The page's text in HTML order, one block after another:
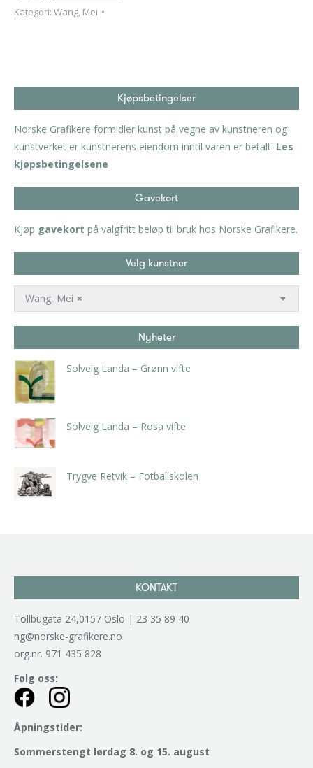
Kategori: Wang, Mei
Kjøpsbetingelser
Norske Grafikere formidler kunst på vegne av kunstneren og
kunstverket er kunstnerens eiendom inntil varen er betalt. Les
kjøpsbetingelsene
Gavekort
Kjøp gavekort på valgfritt beløp til bruk hos Norske Grafikere.
Velg kunstner
×
Wang, Mei
Nyheter
Solveig Landa – Grønn vifte
Solveig Landa – Rosa vifte
Trygve Retvik – Fotballskolen
KONTAKT
Tollbugata 24,0157 Oslo | 23 35 89 40
ng@norske-grafikere.no
org.nr. 971 435 828
Følg oss:
Åpningstider:
Sommerstengt lørdag 8. og 15. august